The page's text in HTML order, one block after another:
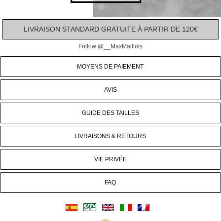
LIVRAISON STANDARD GRATUITE À PARTIR DE 120€
Follow @__MaxMaillots
MOYENS DE PAIEMENT
AVIS
GUIDE DES TAILLES
LIVRAISONS & RETOURS
VIE PRIVÉE
FAQ